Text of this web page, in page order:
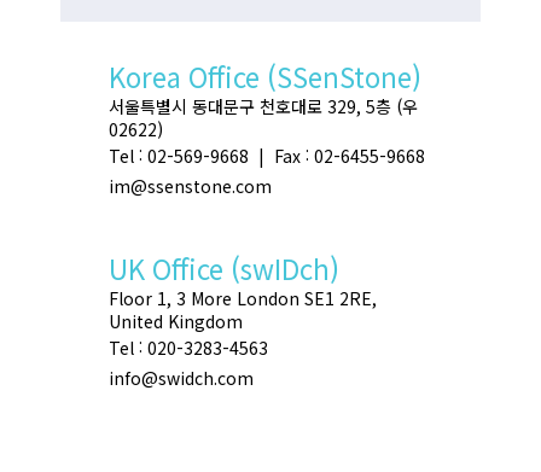
Korea Office (SSenStone)
서울특별시 동대문구 천호대로 329, 5층 (우
02622)
Tel : 02-569-9668 | Fax : 02-6455-9668
im@ssenstone.com
UK Office (swIDch)
Floor 1, 3 More London SE1 2RE,
United Kingdom
Tel : 020-3283-4563
info@swidch.com